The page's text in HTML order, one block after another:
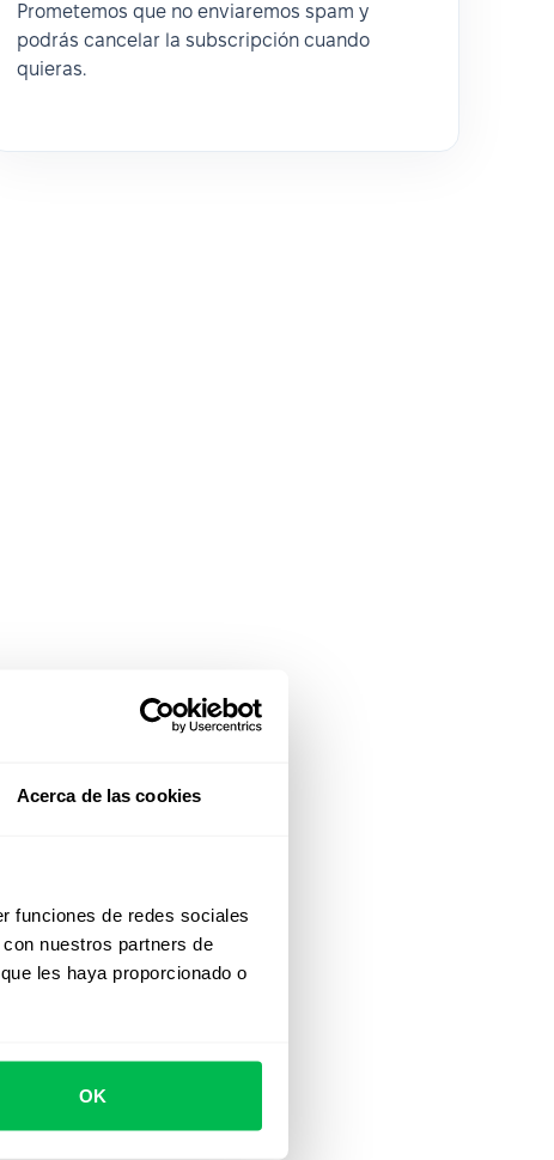
Acerca de las cookies
funciones de redes sociales
nuestros partners de
les haya proporcionado o
OK
Prometemos que no enviaremos spam y
podrás cancelar la subscripción cuando
quieras.